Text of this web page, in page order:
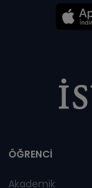
ÖĞRENCİ
Akademik